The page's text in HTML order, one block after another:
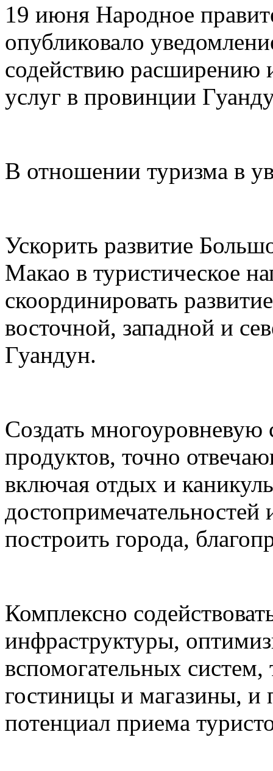
19 июня Народное
опубликовало
содействию расширению
услуг в провинции
В отношении туризма в
Ускорить развитие
Макао в туристическое
скоординировать
восточной, западной и
Гуандун.
Создать многоуровневую
продуктов, точно
включая отдых и
построить города,
Комплексно
инфраструктуры,
вспомогательных
гостиницы и магазины, и
потенциал приема